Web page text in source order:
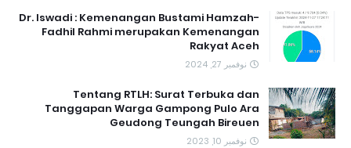
Dr. Iswadi : Kemenangan Bustami Hamzah-
Fadhil Rahmi merupakan Kemenangan
Rakyat Aceh
نوفمبر 27, 2024
Tentang RTLH: Surat Terbuka dan
Tanggapan Warga Gampong Pulo Ara
Geudong Teungah Bireuen
نوفمبر 10, 2023